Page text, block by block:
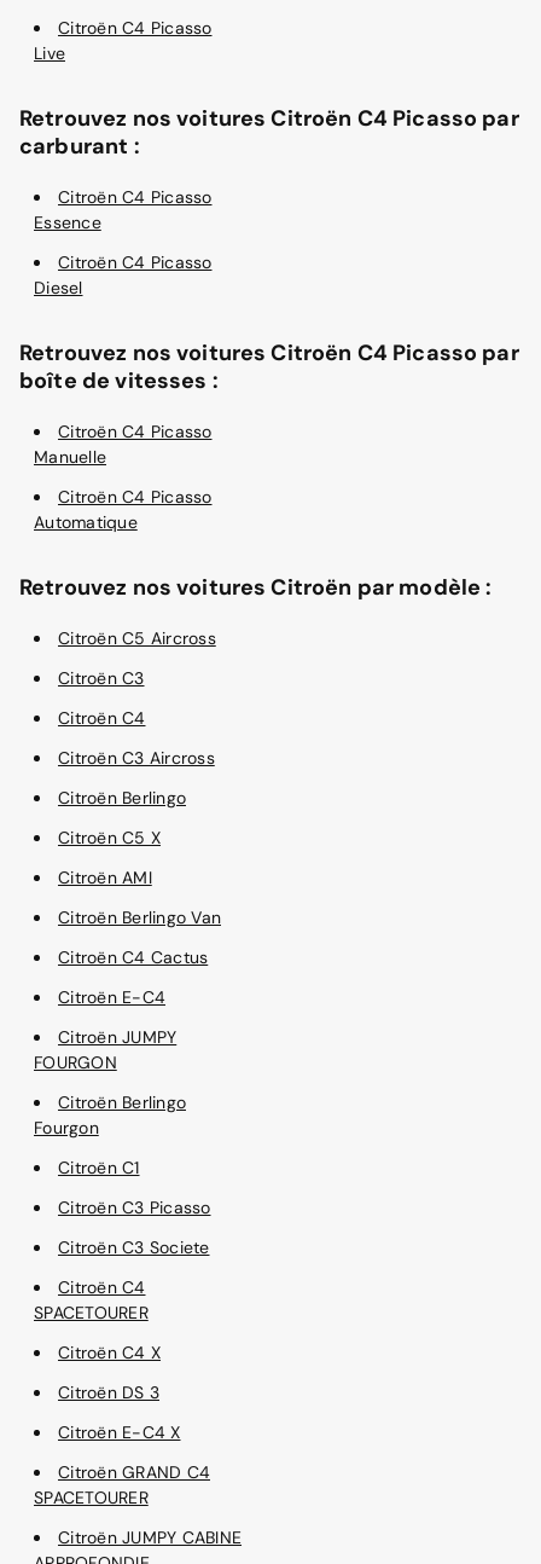
Citroën C4 Picasso
Live
Retrouvez nos voitures Citroën C4 Picasso par
carburant :
Citroën C4 Picasso
Essence
Citroën C4 Picasso
Diesel
Retrouvez nos voitures Citroën C4 Picasso par
boîte de vitesses :
Citroën C4 Picasso
Manuelle
Citroën C4 Picasso
Automatique
Retrouvez nos voitures Citroën par modèle :
Citroën C5 Aircross
Citroën C3
Citroën C4
Citroën C3 Aircross
Citroën Berlingo
Citroën C5 X
Citroën AMI
Citroën Berlingo Van
Citroën C4 Cactus
Citroën E-C4
Citroën JUMPY
FOURGON
Citroën Berlingo
Fourgon
Citroën C1
Citroën C3 Picasso
Citroën C3 Societe
Citroën C4
SPACETOURER
Citroën C4 X
Citroën DS 3
Citroën E-C4 X
Citroën GRAND C4
SPACETOURER
Citroën JUMPY CABINE